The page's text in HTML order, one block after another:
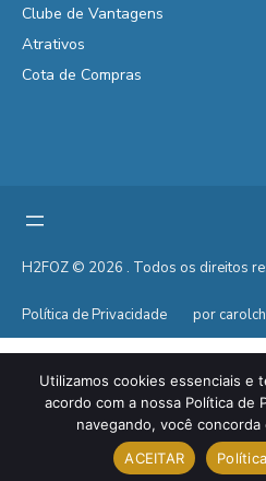
Clube de Vantagens
Atrativos
Cota de Compras
H2FOZ © 2026 . Todos os direitos
Política de Privacidade por
Utilizamos cookies essenciais e
acordo com a nossa Política de
navegando, você
ACEITAR